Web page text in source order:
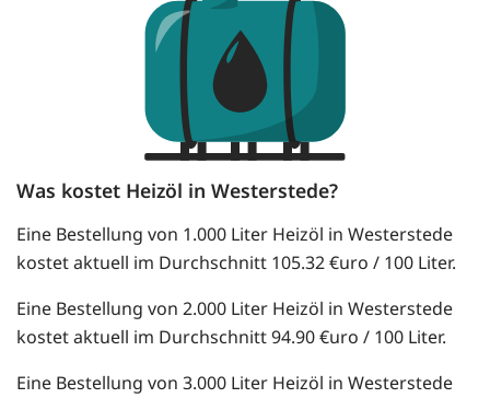
Was kostet Heizöl in Westerstede?
Eine Bestellung von 1.000 Liter Heizöl in Westerstede
kostet aktuell im Durchschnitt 105.32 €uro / 100 Liter.
Eine Bestellung von 2.000 Liter Heizöl in Westerstede
kostet aktuell im Durchschnitt 94.90 €uro / 100 Liter.
Eine Bestellung von 3.000 Liter Heizöl in Westerstede